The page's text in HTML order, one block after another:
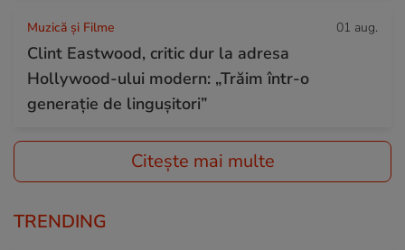
Muzică și Filme 01 aug.
Clint Eastwood, critic dur la adresa
Hollywood-ului modern: „Trăim într-o
generație de lingușitori”
Citește mai multe
TRENDING